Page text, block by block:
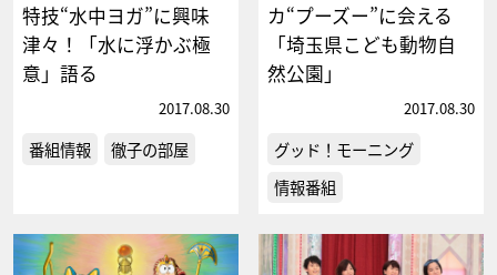
特技“水中ヨガ”に興味
津々！「水に浮かぶ極
意」語る
2017.08.30
番組情報 徹子の部屋
カ“プーズー”に会える
「埼玉県こども動物自
然公園」
2017.08.30
グッド！モーニング
情報番組